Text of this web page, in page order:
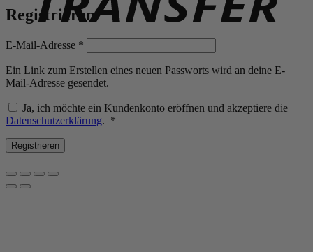
Registrieren
E-Mail-Adresse *
Ein Link zum Erstellen eines neuen Passworts wird an deine E-
Mail-Adresse gesendet.
Ja, ich möchte ein Kundenkonto eröffnen und akzeptiere die
Datenschutzerklärung. *
Registrieren